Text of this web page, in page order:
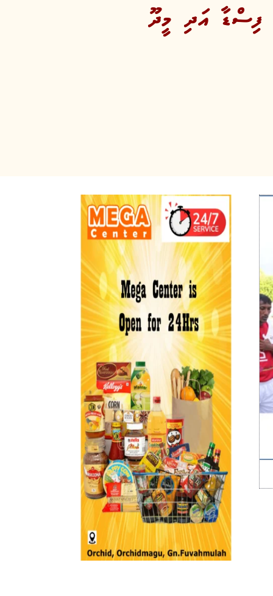
ފިސްޑާ އަދި މީދޫ